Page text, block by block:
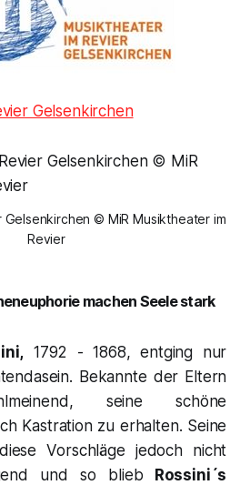
Gelsenkirchen
Gelsenkirchen © MiR Musiktheater im
Revier
machen Seele stark
1792 - 1868, entging nur
Bekannte der Eltern
seine schöne
Kastration zu erhalten. Seine
Vorschläge jedoch nicht
und so blieb Rossini´s